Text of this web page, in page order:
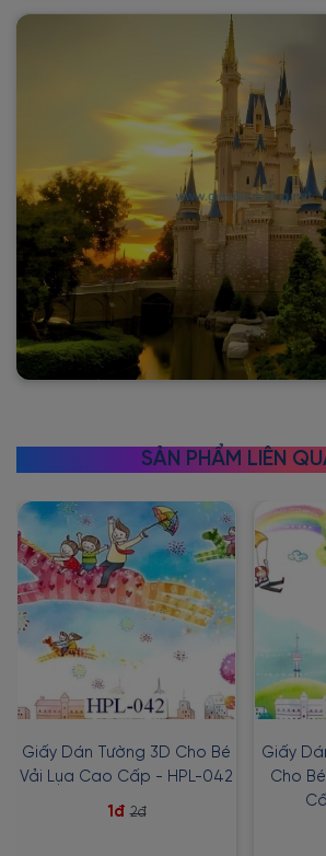
SẢN PHẨM LIÊN
Giấy Dán Tường 3D Cho Bé
Vải Lụa Cao Cấp - HPL-042
1đ 2đ
Giấy
Cho